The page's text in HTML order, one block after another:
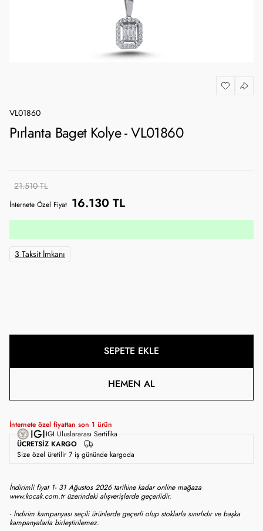
VL01860
Pırlanta Baget Kolye - VL01860
21.510 TL
İnternete Özel Fiyat 16.130 TL
3 Taksit İmkanı
SEPETE EKLE
HEMEN AL
İnternete özel fiyattan son 1 ürün
ÜCRETSIZ KARGO
IGI Uluslararası Sertifika
Size özel üretilir 7 iş gününde kargoda
İndirimli fiyat 1- 31 Ağustos 2026 tarihine kadar online mağaza
www.kocak.com.tr üzerindeki alışverişlerde geçerlidir.
- İndirim kampanyası seçili ürünlerde geçerli olup stoklarla sınırlıdır ve başka
kampanyalarla birleştirilemez.